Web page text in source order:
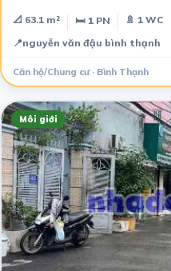
📐 63.1 m² 🛏 1 PN
🚿 1 WC
📍nguyễn văn đậu bình thạnh
Căn hộ/Chung cư · Bình Thạnh
Môi giới